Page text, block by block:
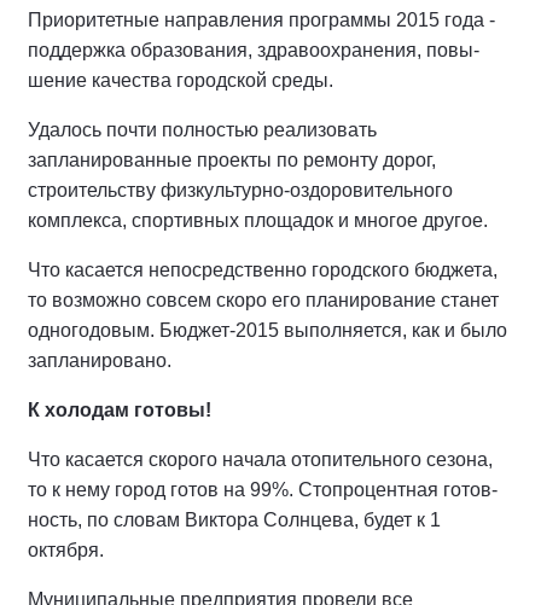
Приоритетные направления про­граммы 2015 года -
поддержка об­разования, здравоохранения, повы­
шение качества городской среды.
Удалось почти полностью реали­зовать
запланированные проекты по ремонту дорог,
строительству физкультурно-оздоровительного
комплекса, спортивных площадок и многое другое.
Что касается непосредственно город­ского бюджета,
то возможно совсем скоро его планирование станет
одно­годовым. Бюджет-2015 выполняется, как и было
запланировано.
К холодам готовы!
Что касается скорого начала ото­пительного сезона,
то к нему город готов на 99%. Стопроцентная готов­
ность, по словам Виктора Солнцева, будет к 1
октября.
Муниципальные предприятия про­вели все